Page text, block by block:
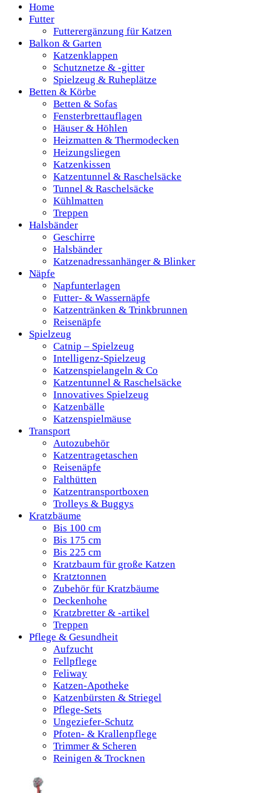
Home
Futter
Futterergänzung für Katzen
Balkon & Garten
Katzenklappen
Schutznetze & -gitter
Spielzeug & Ruheplätze
Betten & Körbe
Betten & Sofas
Fensterbrettauflagen
Häuser & Höhlen
Heizmatten & Thermodecken
Heizungsliegen
Katzenkissen
Katzentunnel & Raschelsäcke
Tunnel & Raschelsäcke
Kühlmatten
Treppen
Halsbänder
Geschirre
Halsbänder
Katzenadressanhänger & Blinker
Näpfe
Napfunterlagen
Futter- & Wassernäpfe
Katzentränken & Trinkbrunnen
Reisenäpfe
Spielzeug
Catnip – Spielzeug
Intelligenz-Spielzeug
Katzenspielangeln & Co
Katzentunnel & Raschelsäcke
Innovatives Spielzeug
Katzenbälle
Katzenspielmäuse
Transport
Autozubehör
Katzentragetaschen
Reisenäpfe
Falthütten
Katzentransportboxen
Trolleys & Buggys
Kratzbäume
Bis 100 cm
Bis 175 cm
Bis 225 cm
Kratzbaum für große Katzen
Kratztonnen
Zubehör für Kratzbäume
Deckenhohe
Kratzbretter & -artikel
Treppen
Pflege & Gesundheit
Aufzucht
Fellpflege
Feliway
Katzen-Apotheke
Katzenbürsten & Striegel
Pflege-Sets
Ungeziefer-Schutz
Pfoten- & Krallenpflege
Trimmer & Scheren
Reinigen & Trocknen